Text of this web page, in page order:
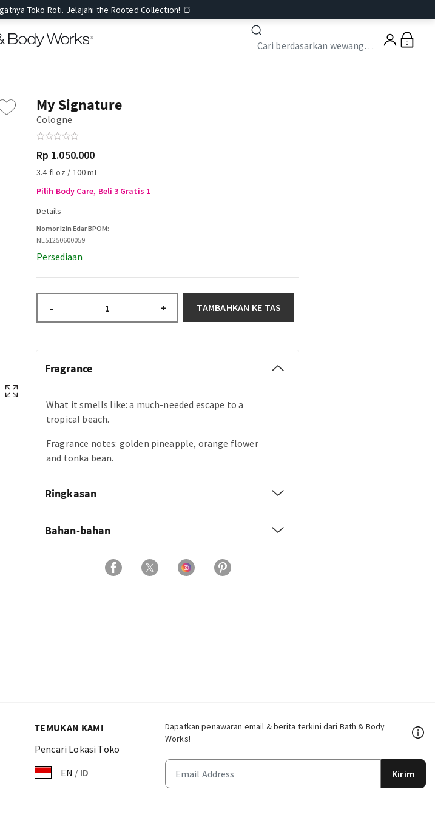
Toko Roti. Jelajahi the Rooted Collection! 🍞
0
My Signature
Cologne
Rp 1.050.000
3.4 fl oz / 100 mL
Pilih Body Care, Beli 3 Gratis 1
Nomor Izin Edar BPOM:
NE51250600059
Persediaan
– + TAMBAHKAN KE TAS
Fragrance
What it smells like: a much-needed escape to a
tropical beach.
Fragrance notes: golden pineapple, orange flower
and tonka bean.
Ringkasan
Bahan-bahan
Dapatkan penawaran email & berita terkini dari Bath & Body
Works!
Kirim
TEMUKAN KAMI
Pencari Lokasi Toko
EN / ID